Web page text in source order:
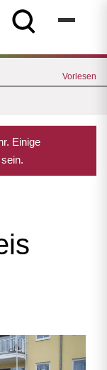
Vorlesen
Einige